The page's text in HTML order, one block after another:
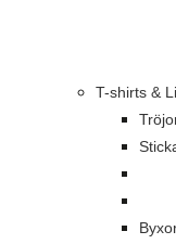
T-shirts &